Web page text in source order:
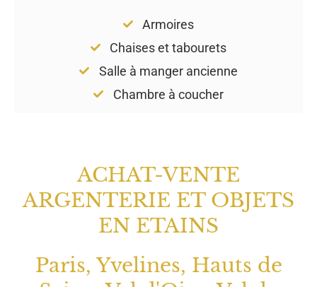
Armoires
Chaises et tabourets
Salle à manger ancienne
Chambre à coucher
ACHAT-VENTE
ARGENTERIE ET OBJETS
EN ETAINS
Paris, Yvelines, Hauts de